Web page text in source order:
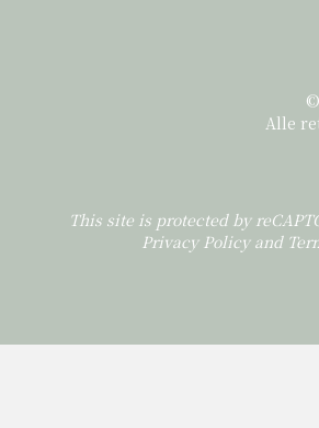
Alle
This site is protected by
Privacy Policyand